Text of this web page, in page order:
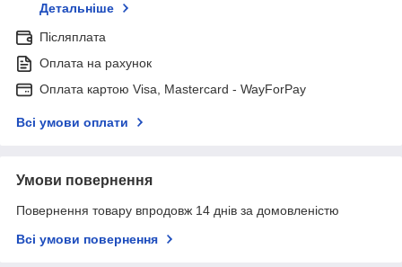
Детальніше
Післяплата
Оплата на рахунок
Оплата картою Visa, Mastercard - WayForPay
Всі умови оплати
Умови повернення
Повернення товару впродовж 14 днів за домовленістю
Всі умови повернення